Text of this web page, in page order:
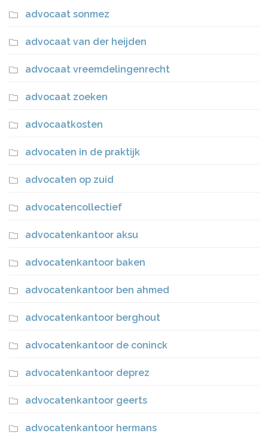
advocaat sonmez
advocaat van der heijden
advocaat vreemdelingenrecht
advocaat zoeken
advocaatkosten
advocaten in de praktijk
advocaten op zuid
advocatencollectief
advocatenkantoor aksu
advocatenkantoor baken
advocatenkantoor ben ahmed
advocatenkantoor berghout
advocatenkantoor de coninck
advocatenkantoor deprez
advocatenkantoor geerts
advocatenkantoor hermans